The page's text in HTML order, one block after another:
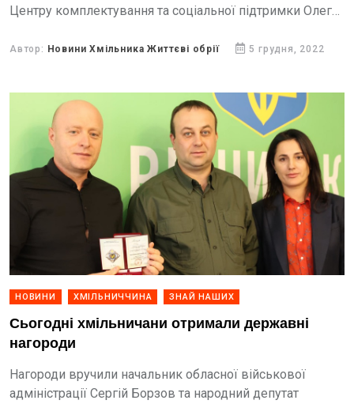
Центру комплектування та соціальної підтримки Олег
Олександр Пузир привітали волонтерів зі святом та
Автор: Новини Хмільника Життєві обрії 5 грудня, 2022
НОВИНИ ХМІЛЬНИЧЧИНА ЗНАЙ НАШИХ
Сьогодні хмільничани отримали державні
нагороди
Нагороди вручили начальник обласної військової
адміністрації Сергій Борзов та народний депутат